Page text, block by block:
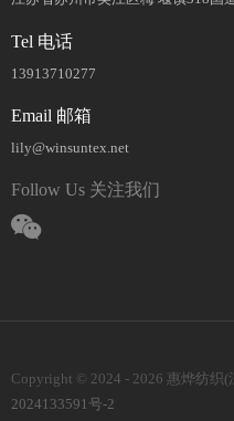
Tel 电话
13913710277
Email 邮箱
lily@winsuntex.net
Follow Us 关注我们
Copyright © 2024 - 2026 惠烨纺织
2024133591号-2